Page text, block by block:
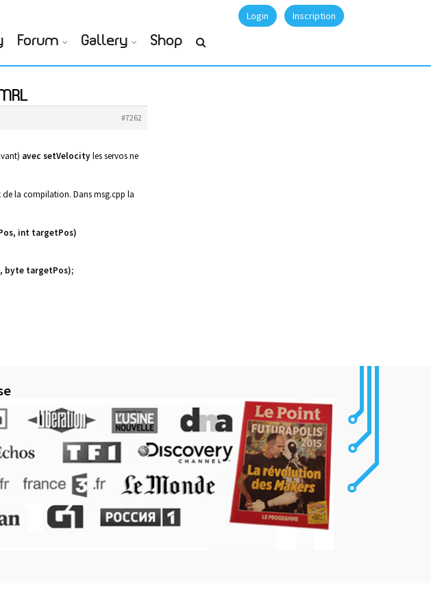
Login Inscription
Forum Gallery Shop
#7262
avec setVelocityles servos ne
la compilation. Dans msg.cpp la
int targetPos)
byte targetPos);